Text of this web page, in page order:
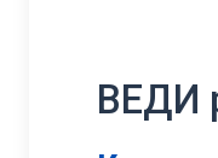
ВЕДИ